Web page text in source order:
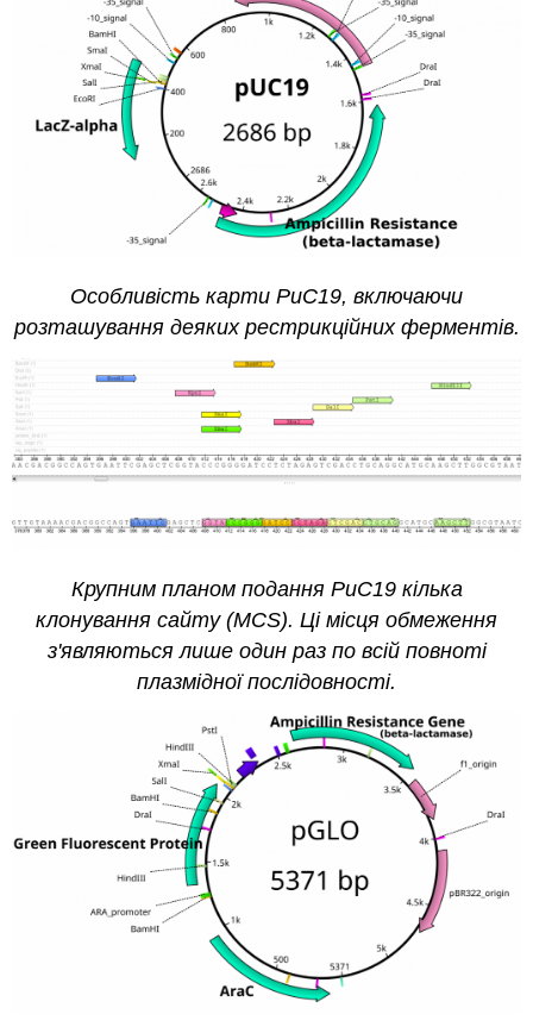
Особливість карти PuC19, включаючи
розташування деяких рестрикційних ферментів.
Крупним планом подання PuC19 кілька
клонування сайту (MCS). Ці місця обмеження
з'являються лише один раз по всій повноті
плазмідної послідовності.